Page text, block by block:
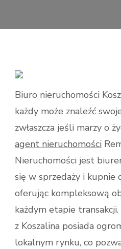
Biuro nieruchomości
każdy może znaleźć
zwłaszcza jeśli marzy o
agent nieruchomości
Nieruchomości jest
się w sprzedaży i kupnie
oferując kompleksową
każdym etapie
z Koszalina posiada
lokalnym rynku, co